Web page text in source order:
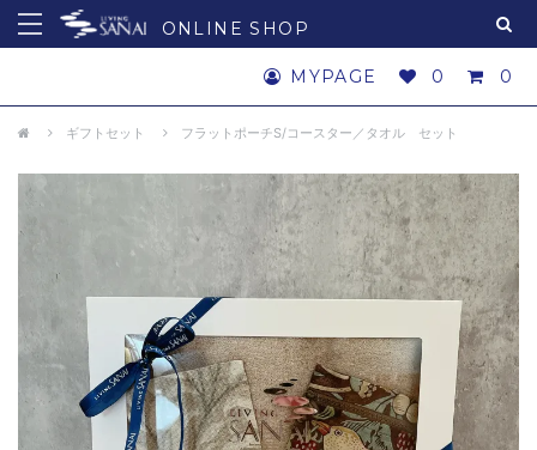
ONLINE SHOP
MYPAGE 0 0
ギフトセット フラットポーチS/コースター／タオル セット